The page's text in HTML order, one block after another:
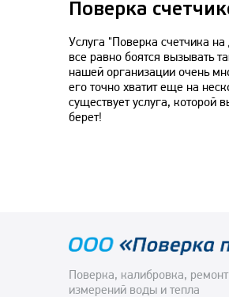
Поверка
Услуга "Поверка счетчика
все равно боятся вызывать
нашей организации очень
его точно хватит еще на
существует услуга, которой
берет!
Поверка, калибровка, ремонт
измерений воды и тепла